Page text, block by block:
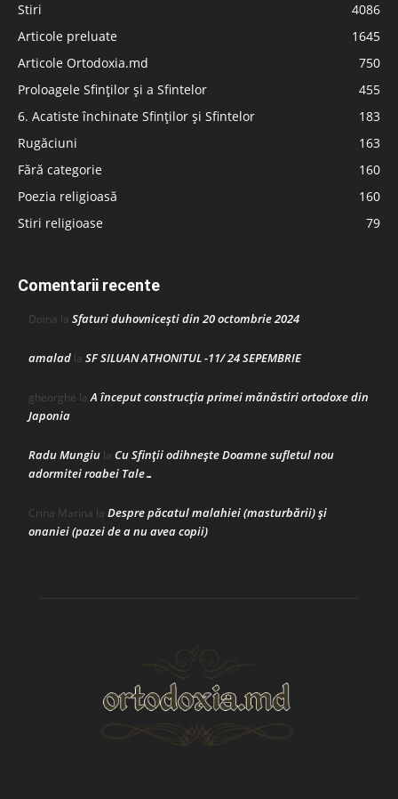
Stiri
4086
Articole preluate
1645
Articole Ortodoxia.md
750
Proloagele Sfinților și a Sfintelor
455
6. Acatiste închinate Sfinților și Sfintelor
183
Rugăciuni
163
Fără categorie
160
Poezia religioasă
160
Stiri religioase
79
Comentarii recente
Doina la Sfaturi duhovnicești din 20 octombrie 2024
amalad la SF SILUAN ATHONITUL -11/ 24 SEPEMBRIE
gheorghe laA început construcţia primei mănăstiri ortodoxe din
Japonia
Radu Mungiu la Cu Sfinții odihnește Doamne sufletul nou
adormitei roabei Tale…
Crina Marina la Despre păcatul malahiei (masturbării) şi
onaniei (pazei de a nu avea copii)